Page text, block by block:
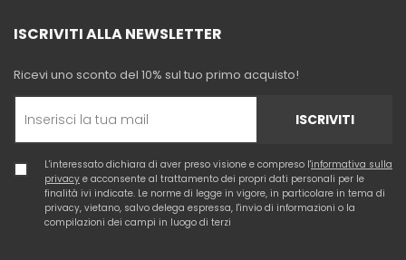
ISCRIVITI ALLA NEWSLETTER
Ricevi uno sconto del 10% sul tuo primo acquisto!
ISCRIVITI
L'interessato dichiara di aver preso visione e compreso l'informativa sulla
privacy e acconsente al trattamento dei propri dati personali per le
finalità ivi indicate. Le norme di legge in vigore, in particolare in tema di
privacy, vietano, salvo delega espressa, l'invio di informazioni o la
compilazioni dei campi in luogo di terzi